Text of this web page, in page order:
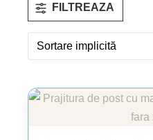
FILTREAZA